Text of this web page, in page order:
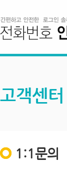
고객센터
1:1문의